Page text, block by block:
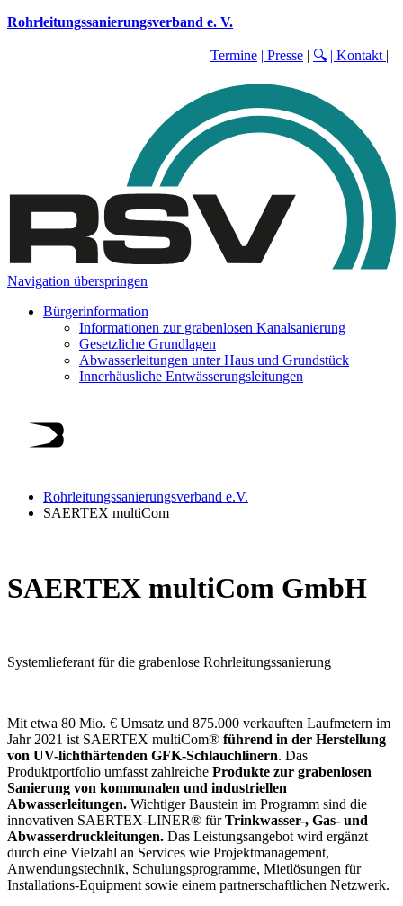
Rohrleitungssanierungsverband e. V.
Termine | Presse | 🔍 | Kontakt |
Navigation überspringen
Bürgerinformation
Informationen zur grabenlosen Kanalsanierung
Gesetzliche Grundlagen
Abwasserleitungen unter Haus und Grundstück
Innerhäusliche Entwässerungsleitungen
Rohrleitungssanierungsverband e.V.
SAERTEX multiCom
SAERTEX multiCom GmbH
Systemlieferant für die grabenlose Rohrleitungssanierung
Mit etwa 80 Mio. € Umsatz und 875.000 verkauften Laufmetern im
Jahr 2021 ist SAERTEX multiCom® führend in der Herstellung
von UV-lichthärtenden GFK-Schlauchlinern. Das
Produktportfolio umfasst zahlreiche Produkte zur grabenlosen
Sanierung von kommunalen und industriellen
Abwasserleitungen. Wichtiger Baustein im Programm sind die
innovativen SAERTEX-LINER® fürTrinkwasser-, Gas- und
Abwasserdruckleitungen. Das Leistungsangebot wird ergänzt
durch eine Vielzahl an Services wie Projektmanagement,
Anwendungstechnik, Schulungsprogramme, Mietlösungen für
Installations-Equipment sowie einem partnerschaftlichen Netzwerk.